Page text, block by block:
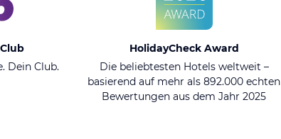
Dein Club.
HolidayCheck Award
Die beliebtesten Hotels weltweit –
basierend auf mehr als 892.000 echten
Bewertungen aus dem Jahr 2025